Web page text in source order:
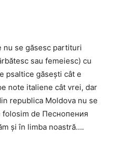
se găsesc partituri
sau femeiesc) cu
psaltice găseşti cât e
note italiene cât vrei, dar
republica Moldova nu se
folosim de Песнопения
şi în limba noastră….